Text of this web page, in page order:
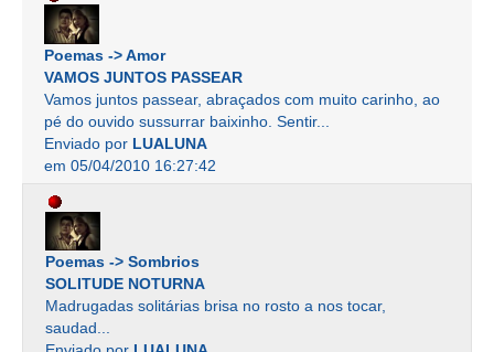
Poemas -> Amor
VAMOS JUNTOS PASSEAR
Vamos juntos passear, abraçados com muito carinho, ao
pé do ouvido sussurrar baixinho. Sentir...
Enviado por LUALUNA
em 05/04/2010 16:27:42
Poemas -> Sombrios
SOLITUDE NOTURNA
Madrugadas solitárias brisa no rosto a nos tocar,
saudad...